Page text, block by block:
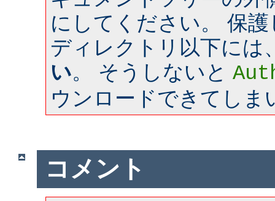
にしてください。 保
ディレクトリ以下には
い。 そうしないと
ウンロードできてしま
コメント